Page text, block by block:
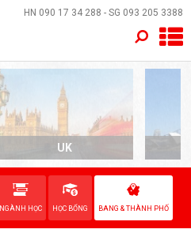
HN 090 17 34 288 - SG 093 205 3388
UK
NGÀNH HỌC HỌC BỔNG BANG & THÀNH PHỐ
×